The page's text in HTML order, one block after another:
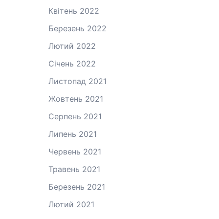
Квітень 2022
Березень 2022
Лютий 2022
Січень 2022
Листопад 2021
Жовтень 2021
Серпень 2021
Липень 2021
Червень 2021
Травень 2021
Березень 2021
Лютий 2021